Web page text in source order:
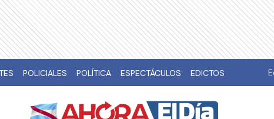
POLICIALES POLÍTICA ESPECTÁCULOS EDICTOS